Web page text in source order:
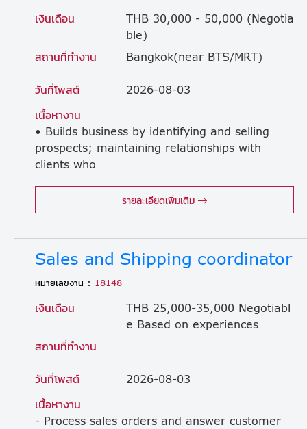
เงินเดือน
THB 30,000 - 50,000 (Negotia
ble)
สถานที่ทำงาน
Bangkok(near BTS/MRT)
วันที่โพสต์
2026-08-03
เนื้อหางาน
• Builds business by identifying and selling
prospects; maintaining relationships with
clients who
รายละเอียดเพิ่มเติม
Sales and Shipping coordinator
หมายเลขงาน : 18148
เงินเดือน
THB 25,000-35,000 Negotiabl
e Based on experiences
สถานที่ทำงาน
วันที่โพสต์
2026-08-03
เนื้อหางาน
- Process sales orders and answer customer